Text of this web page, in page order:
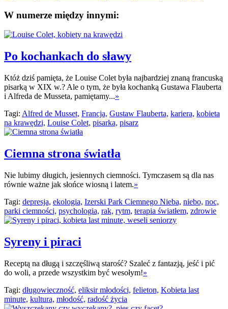
W numerze między innymi:
Po kochankach do sławy
Któż dziś pamięta, że Louise Colet była najbardziej znaną francuską
pisarką w XIX w.? Ale o tym, ­­że była kochanką Gustawa Flauberta
i Alfreda de Musseta, pamiętamy...»
Tagi: Alfred de Musset, Francja, Gustaw Flauberta, kariera, kobieta
na krawędzi, Louise Colet, pisarka, pisarz
Ciemna strona światła
Nie lubimy długich, jesiennych ciemności. Tymczasem są dla nas
równie ważne jak słońce wiosną i latem.»
Tagi: depresja, ekologia, Izerski Park Ciemnego Nieba, niebo, noc,
parki ciemności, psychologia, rak, rytm, terapia światłem, zdrowie
Syreny i piraci
Receptą na długą i szczęśliwą starość? Szaleć z fantazją, jeść i pić
do woli, a przede wszystkim być wesołym!»
Tagi: długowieczność, eliksir młodości, felieton, Kobieta last
minute, kultura, młodość, radość życia